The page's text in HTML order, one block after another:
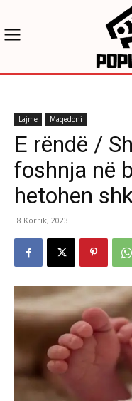
Lajme Maqedoni
E rëndë /
foshnja në
hetohen
8 Korrik, 2023